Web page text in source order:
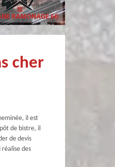
cher
il est
de bistre, il
de devis
réalise des